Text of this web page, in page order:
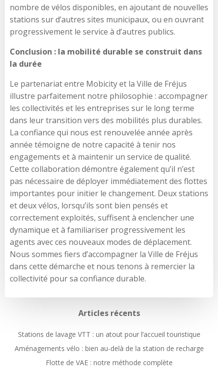
nombre de vélos disponibles, en ajoutant de nouvelles
stations sur d’autres sites municipaux, ou en ouvrant
progressivement le service à d’autres publics.
Conclusion : la mobilité durable se construit dans
la durée
Le partenariat entre Mobicity et la Ville de Fréjus
illustre parfaitement notre philosophie : accompagner
les collectivités et les entreprises sur le long terme
dans leur transition vers des mobilités plus durables.
La confiance qui nous est renouvelée année après
année témoigne de notre capacité à tenir nos
engagements et à maintenir un service de qualité.
Cette collaboration démontre également qu’il n’est
pas nécessaire de déployer immédiatement des flottes
importantes pour initier le changement. Deux stations
et deux vélos, lorsqu’ils sont bien pensés et
correctement exploités, suffisent à enclencher une
dynamique et à familiariser progressivement les
agents avec ces nouveaux modes de déplacement.
Nous sommes fiers d’accompagner la Ville de Fréjus
dans cette démarche et nous tenons à remercier la
collectivité pour sa confiance durable.
Articles récents
Stations de lavage VTT : un atout pour l’accueil touristique
Aménagements vélo : bien au-delà de la station de recharge
Flotte de VAE : notre méthode complète